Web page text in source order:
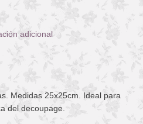
adicional
Medidas 25x25cm. Ideal para
del decoupage.